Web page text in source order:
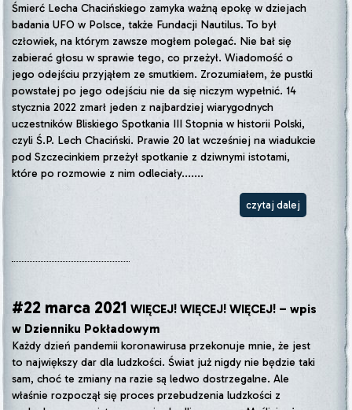
Śmierć Lecha Chacińskiego zamyka ważną epokę w dziejach
badania UFO w Polsce, także Fundacji Nautilus. To był
człowiek, na którym zawsze mogłem polegać. Nie bał się
zabierać głosu w sprawie tego, co przeżył. Wiadomość o
jego odejściu przyjąłem ze smutkiem. Zrozumiałem, że pustki
powstałej po jego odejściu nie da się niczym wypełnić. 14
stycznia 2022 zmarł jeden z najbardziej wiarygodnych
uczestników Bliskiego Spotkania III Stopnia w historii Polski,
czyli Ś.P. Lech Chaciński. Prawie 20 lat wcześniej na wiadukcie
pod Szczecinkiem przeżył spotkanie z dziwnymi istotami,
które po rozmowie z nim odleciały.......
czytaj dalej
#22 marca 2021 WIĘCEJ! WIĘCEJ! WIĘCEJ! – wpis
w Dzienniku Pokładowym
Każdy dzień pandemii koronawirusa przekonuje mnie, że jest
to największy dar dla ludzkości. Świat już nigdy nie będzie taki
sam, choć te zmiany na razie są ledwo dostrzegalne. Ale
właśnie rozpoczął się proces przebudzenia ludzkości z